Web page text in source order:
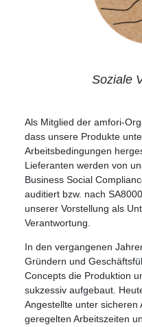
Soziale
Als Mitglied der amfori-
dass unsere Produkte
Arbeitsbedingungen
Lieferanten werden von
Business Social
auditiert bzw. nach
unserer Vorstellung als
Verantwortung.
In den vergangenen
Gründern und
Concepts die Produktion
sukzessiv aufgebaut.
Angestellte unter sicheren
geregelten Arbeitszeiten